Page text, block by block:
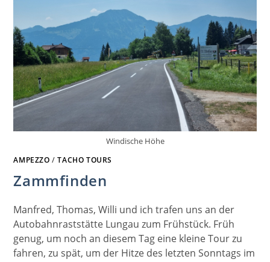
Windische Höhe
AMPEZZO /TACHO TOURS
Zammfinden
Manfred, Thomas, Willi und ich trafen uns an der
Autobahnraststätte Lungau zum Frühstück. Früh
genug, um noch an diesem Tag eine kleine Tour zu
fahren, zu spät, um der Hitze des letzten Sonntags im